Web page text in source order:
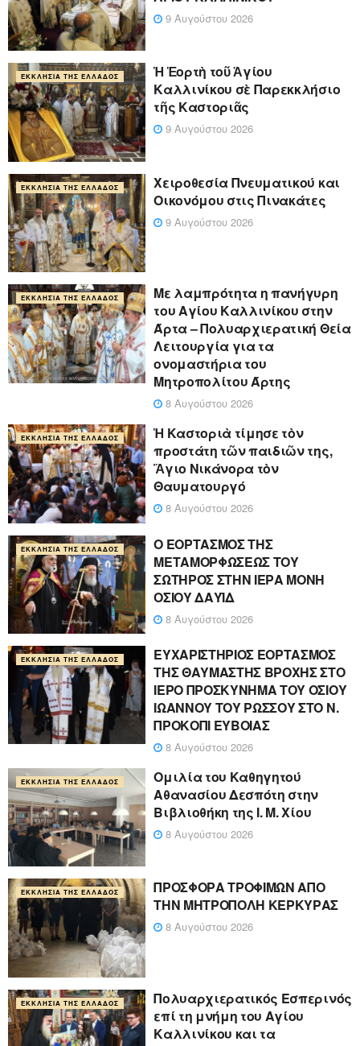
9 Αυγούστου 2026
ΕΚΚΛΗΣΊΑ ΤΗΣ ΕΛΛΆΔΟΣ
Ἡ Ἑορτὴ τοῦ Ἁγίου
Καλλινίκου σὲ Παρεκκλήσιο
τῆς Καστοριᾶς
9 Αυγούστου 2026
ΕΚΚΛΗΣΊΑ ΤΗΣ ΕΛΛΆΔΟΣ
Χειροθεσία Πνευματικού και
Οικονόμου στις Πινακάτες
9 Αυγούστου 2026
ΕΚΚΛΗΣΊΑ ΤΗΣ ΕΛΛΆΔΟΣ
Με λαμπρότητα η πανήγυρη
του Αγίου Καλλινίκου στην
Άρτα – Πολυαρχιερατική Θεία
Λειτουργία για τα
ονομαστήρια του
Μητροπολίτου Άρτης
8 Αυγούστου 2026
ΕΚΚΛΗΣΊΑ ΤΗΣ ΕΛΛΆΔΟΣ
Ἡ Καστοριὰ τίμησε τὸν
προστάτη τῶν παιδιῶν της,
Ἅγιο Νικάνορα τὸν
Θαυματουργό
8 Αυγούστου 2026
ΕΚΚΛΗΣΊΑ ΤΗΣ ΕΛΛΆΔΟΣ
Ο ΕΟΡΤΑΣΜΟΣ ΤΗΣ
ΜΕΤΑΜΟΡΦΩΣΕΩΣ ΤΟΥ
ΣΩΤΗΡΟΣ ΣΤΗΝ ΙΕΡΑ ΜΟΝΗ
ΟΣΙΟΥ ΔΑΥΪΔ
8 Αυγούστου 2026
ΕΚΚΛΗΣΊΑ ΤΗΣ ΕΛΛΆΔΟΣ
ΕΥΧΑΡΙΣΤΗΡΙΟΣ ΕΟΡΤΑΣΜΟΣ
ΤΗΣ ΘΑΥΜΑΣΤΗΣ ΒΡΟΧΗΣ ΣΤΟ
ΙΕΡΟ ΠΡΟΣΚΥΝΗΜΑ ΤΟΥ ΟΣΙΟΥ
ΙΩΑΝΝΟΥ ΤΟΥ ΡΩΣΣΟΥ ΣΤΟ Ν.
ΠΡΟΚΟΠΙ ΕΥΒΟΙΑΣ
8 Αυγούστου 2026
ΕΚΚΛΗΣΊΑ ΤΗΣ ΕΛΛΆΔΟΣ
Ομιλία του Καθηγητού
Αθανασίου Δεσπότη στην
Βιβλιοθήκη της Ι. Μ. Χίου
8 Αυγούστου 2026
ΕΚΚΛΗΣΊΑ ΤΗΣ ΕΛΛΆΔΟΣ
ΠΡΟΣΦΟΡΑ ΤΡΟΦΙΜΩΝ ΑΠΟ
ΤΗΝ ΜΗΤΡΟΠΟΛΗ ΚΕΡΚΥΡΑΣ
8 Αυγούστου 2026
ΕΚΚΛΗΣΊΑ ΤΗΣ ΕΛΛΆΔΟΣ
Πολυαρχιερατικός Εσπερινός
επί τη μνήμη του Αγίου
Καλλινίκου και τα